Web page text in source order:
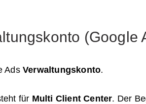
(Google
Ads Verwaltungskonto.
für Multi Client Center. Der